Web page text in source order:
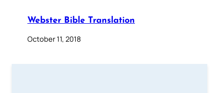
Webster Bible Translation
October 11, 2018